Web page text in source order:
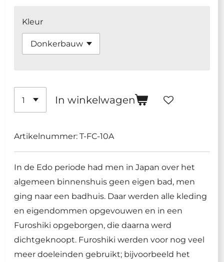
Kleur
In winkelwagen
Artikelnummer: T-FC-10A
In de Edo periode had men in Japan over het
algemeen binnenshuis geen eigen bad, men
ging naar een badhuis. Daar werden alle kleding
en eigendommen opgevouwen en in een
Furoshiki opgeborgen, die daarna werd
dichtgeknoopt. Furoshiki werden voor nog veel
meer doeleinden gebruikt; bijvoorbeeld het